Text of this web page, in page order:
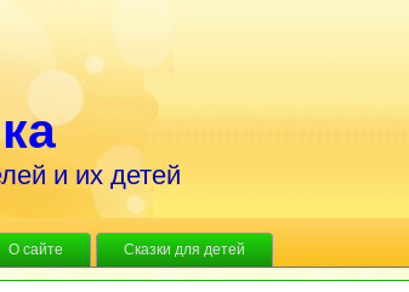
и их детей
О сайте Сказки для детей